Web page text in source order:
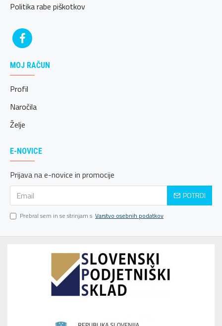
Politika rabe piškotkov
MOJ RAČUN
Profil
Naročila
Želje
E-NOVICE
Prijava na e-novice in promocije
POTRDI
Prebral sem in se strinjam s Varstvo osebnih podatkov